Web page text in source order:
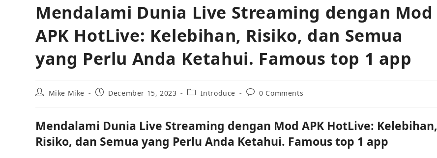
Mendalami Dunia Live Streaming dengan Mod
APK HotLive: Kelebihan, Risiko, dan Semua
yang Perlu Anda Ketahui. Famous top 1 app
Mike Mike December 15, 2023 Introduce 0 Comments
Mendalami Dunia Live Streaming dengan Mod APK HotLive: Kelebihan,
Risiko, dan Semua yang Perlu Anda Ketahui. Famous top 1 app